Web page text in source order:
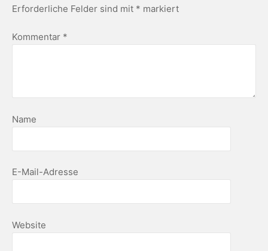
Erforderliche Felder sind mit * markiert
Kommentar *
Name
E-Mail-Adresse
Website